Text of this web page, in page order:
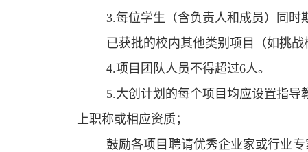
3.每位学生（含负责人和成员）同时
已获批的校内其他类别项目（如挑
4.项目团队人员不得超过6人。
5.大创计划的每个项目均应设置指
上职称或相应资质；
鼓励各项目聘请优秀企业家或行业